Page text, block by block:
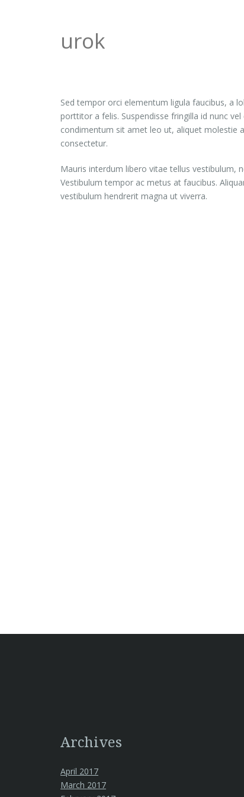
urok
Sed tempor orci elementum ligula faucibus, a
porttitor a felis. Suspendisse fringilla id nunc
condimentum sit amet leo ut, aliquet molestie
consectetur.
Mauris interdum libero vitae tellus vestibulum,
Vestibulum tempor ac metus at faucibus.
vestibulum hendrerit magna ut viverra.
Archives
April 2017
March 2017